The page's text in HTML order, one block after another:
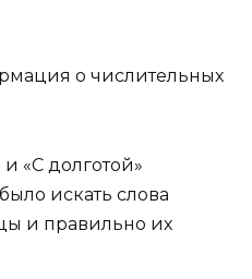
о числительных
«С долготой»
искать слова
и правильно их